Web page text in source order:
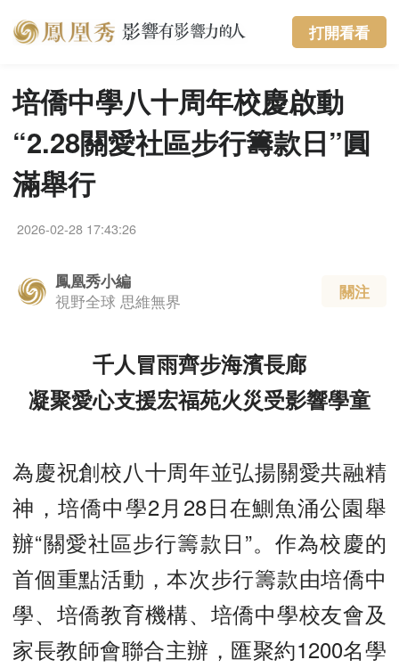
打開看看
培僑中學八十周年校慶啟動
“2.28關愛社區步行籌款日”圓
滿舉行
2026-02-28 17:43:26
鳳凰秀小編
視野全球 思維無界
關注
千人冒雨齊步海濱長廊
凝聚愛心支援宏福苑火災受影響學童
為慶祝創校八十周年並弘揚關愛共融精
神，培僑中學2月28日在鰂魚涌公園舉
辦“關愛社區步行籌款日”。作為校慶的
首個重點活動，本次步行籌款由培僑中
學、培僑教育機構、培僑中學校友會及
家長教師會聯合主辦，匯聚約1200名學